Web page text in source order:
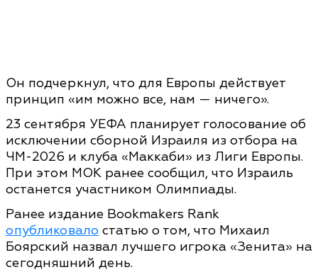
Он подчеркнул, что для Европы действует
принцип «им можно все, нам — ничего».
23 сентября УЕФА планирует голосование об
исключении сборной Израиля из отбора на
ЧМ-2026 и клуба «Маккаби» из Лиги Европы.
При этом МОК ранее сообщил, что Израиль
останется участником Олимпиады.
Ранее издание Bookmakers Rank
опубликовало статью о том, что Михаил
Боярский назвал лучшего игрока «Зенита» на
сегодняшний день.